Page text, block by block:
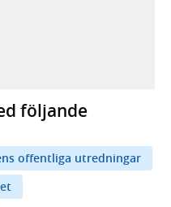
extern webbplats,
webbplats,
extern webbplats,
följande
offentliga utredningar